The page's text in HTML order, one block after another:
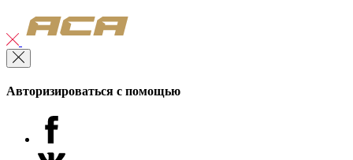
Авторизироваться с помощью